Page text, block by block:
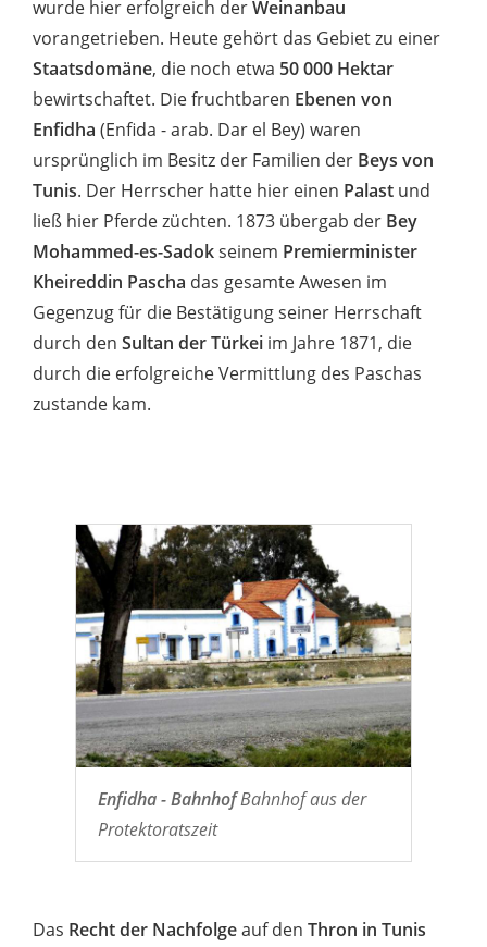
wurde hier erfolgreich derWeinanbau
vorangetrieben. Heute gehört das Gebiet zu einer
Staatsdomäne, die noch etwa 50 000 Hektar
bewirtschaftet. Die fruchtbaren Ebenen von
Enfidha (Enfida - arab. Dar el Bey) waren
ursprünglich im Besitz der Familien der Beys von
Tunis. Der Herrscher hatte hier einen Palast und
ließ hier Pferde züchten. 1873 übergab der Bey
Mohammed-es-Sadokseinem Premierminister
Kheireddin Pascha das gesamte Awesen im
Gegenzug für die Bestätigung seiner Herrschaft
durch den Sultan der Türkei im Jahre 1871, die
durch die erfolgreiche Vermittlung des Paschas
zustande kam.
Enfidha - BahnhofBahnhof aus der
Protektoratszeit
Das Recht der Nachfolgeauf den Thron in Tunis